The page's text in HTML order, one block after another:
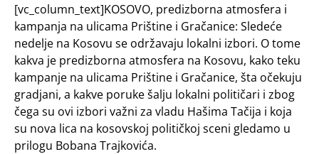
[vc_column_text]KOSOVO, predizborna atmosfera i
kampanja na ulicama Prištine i Gračanice: Sledeće
nedelje na Kosovu se održavaju lokalni izbori. O tome
kakva je predizborna atmosfera na Kosovu, kako teku
kampanje na ulicama Prištine i Gračanice, šta očekuju
gradjani, a kakve poruke šalju lokalni političari i zbog
čega su ovi izbori važni za vladu Hašima Tačija i koja
su nova lica na kosovskoj političkoj sceni gledamo u
prilogu Bobana Trajkovića.